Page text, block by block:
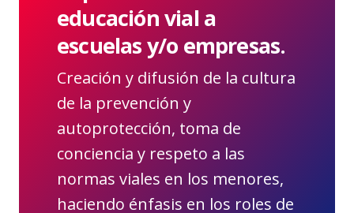
educación vial a
escuelas y/o empresas.
Creación y difusión de la cultura
de la prevención y
autoprotección, toma de
conciencia y respeto a las
normas viales en los menores,
haciendo énfasis en los roles de